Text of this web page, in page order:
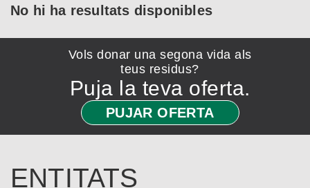
No hi ha resultats disponibles
Vols donar una segona vida als
teus residus?
Puja la teva oferta.
PUJAR OFERTA
ENTITATS